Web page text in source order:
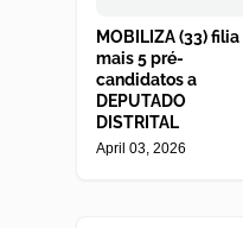
MOBILIZA (33) filia
mais 5 pré-
candidatos a
DEPUTADO
DISTRITAL
April 03, 2026